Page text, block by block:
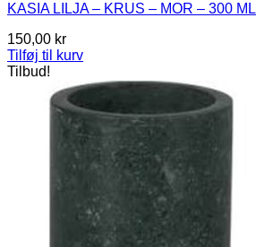
KASIA LILJA – KRUS – MOR – 300 ML
150,00 kr
Tilføj til kurv
Tilbud!